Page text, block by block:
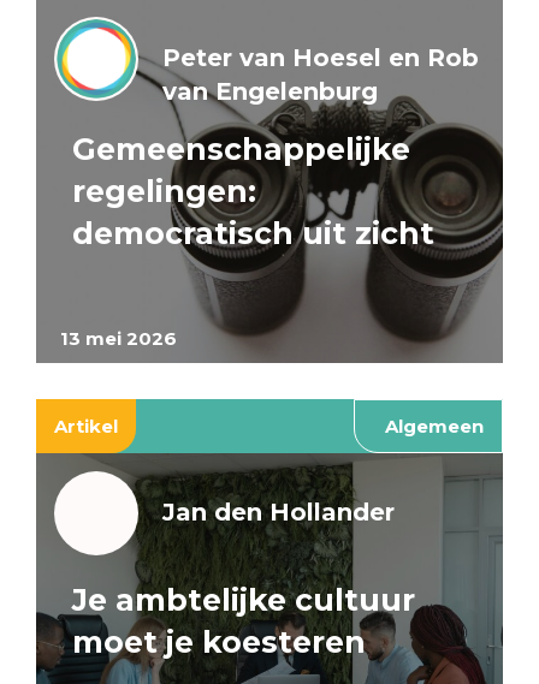
13 mei 2026
Peter van Hoesel en Rob
van Engelenburg
Gemeenschappelijke
regelingen:
democratisch uit zicht
Artikel Algemeen
Jan den Hollander
Je ambtelijke cultuur
moet je koesteren